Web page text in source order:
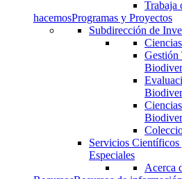
Trabaja
hacemosProgramas y Proyectos
Subdirección de
Gestión
Servicios Científicos
Especiales
Acerca